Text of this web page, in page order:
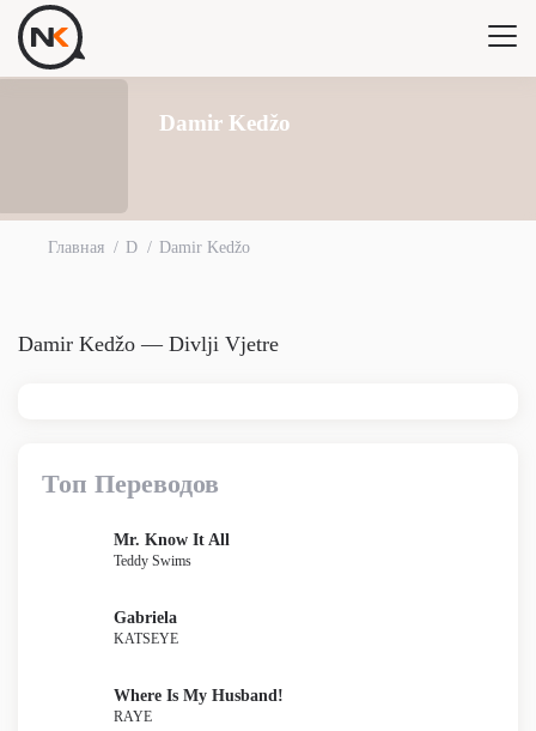
Damir Kedžo
Главная D Damir Kedžo
Damir Kedžo — Divlji Vjetre
Топ Переводов
Mr. Know It All
Teddy Swims
Gabriela
KATSEYE
Where Is My Husband!
RAYE